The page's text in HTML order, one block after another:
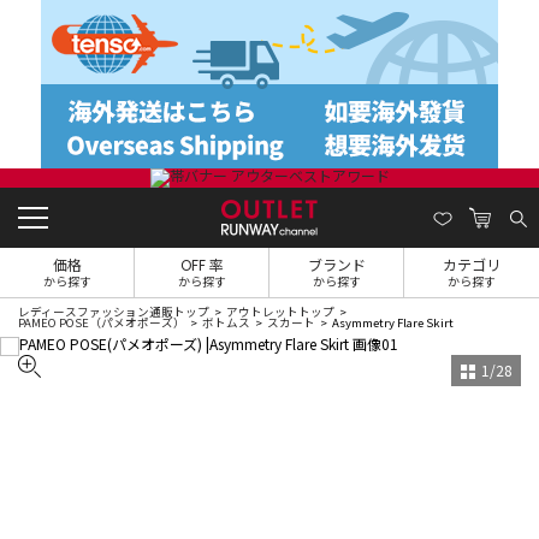
価格
から探す
OFF 率
から探す
ブランド
から探す
カテゴリ
から探す
レディースファッション通販トップ アウトレットトップ
PAMEO POSE（パメオポーズ） ボトムス スカート Asymmetry Flare Skirt
1 /28